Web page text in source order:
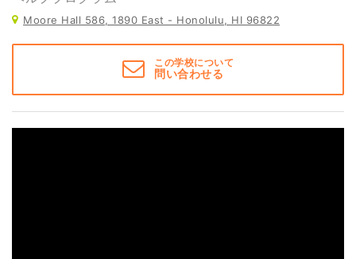
Moore Hall 586, 1890 East - Honolulu, HI 96822
この学校について
問い合わせる